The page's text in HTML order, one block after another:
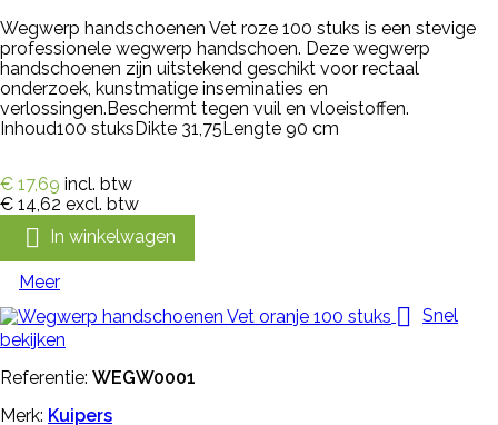
Wegwerp handschoenen Vet roze 100 stuks is een stevige
professionele wegwerp handschoen. Deze wegwerp
handschoenen zijn uitstekend geschikt voor rectaal
onderzoek, kunstmatige inseminaties en
verlossingen.Beschermt tegen vuil en vloeistoffen.
Inhoud100 stuksDikte 31,75Lengte 90 cm
€ 17,69 incl. btw
€ 14,62 excl. btw
 In winkelwagen
Meer
 Snel
bekijken
Referentie: WEGW0001
Merk: Kuipers